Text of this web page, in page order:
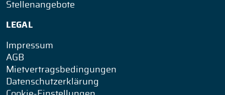
Stellenangebote
LEGAL
Impressum
AGB
Mietvertragsbedingungen
Datenschutzerklärung